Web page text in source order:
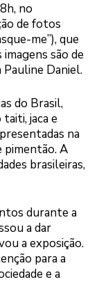
no
de fotos
me”), que
são de
Daniel.
do Brasil,
jaca e
na
pimentão. A
brasileiras,
durante a
a dar
a exposição.
para a
e a